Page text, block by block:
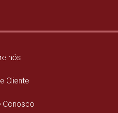
nós
Cliente
Conosco